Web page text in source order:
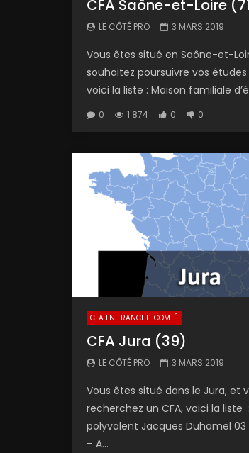
CFA Saône-et-Loire
LE CÔTÉ PRO 3 MARS 2019
Vous êtes situé en Saône-et-
souhaitez poursuivre vos études
voici la liste : Maison familiale
0 1 874 0 0
CFA EN FRANCHE-COMTÉ
CFA Jura (39)
LE CÔTÉ PRO 3 MARS 2019
Vous êtes situé dans le Jura, et
recherchez un CFA, voici la liste
polyvalent Jacques Duhamel
– A...